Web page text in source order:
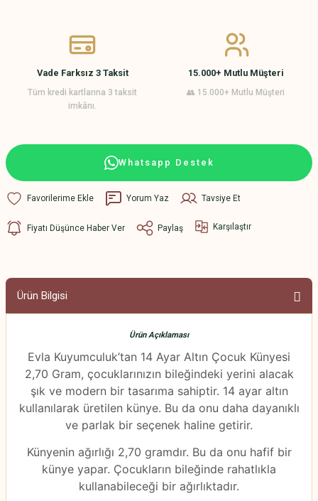
Vade Farksız 3 Taksit
Tüm kredi kartlarına 3 taksit
imkânı.
15.000+ Mutlu Müşteri
👥 15.000+ Mutlu Müşteri
Whatsapp Destek
Yorum Yaz Tavsiye Et
Fiyatı Düşünce Haber Ver Paylaş Karşılaştır
Ürün Bilgisi
Ürün Açıklaması
Evla Kuyumculuk’tan 14 Ayar Altın Çocuk Künyesi
2,70 Gram, çocuklarınızın bileğindeki yerini alacak
şık ve modern bir tasarıma sahiptir. 14 ayar altın
kullanılarak üretilen künye. Bu da onu daha dayanıklı
ve parlak bir seçenek haline getirir.
Künyenin ağırlığı 2,70 gramdır. Bu da onu hafif bir
künye yapar. Çocukların bileğinde rahatlıkla
kullanabileceği bir ağırlıktadır.